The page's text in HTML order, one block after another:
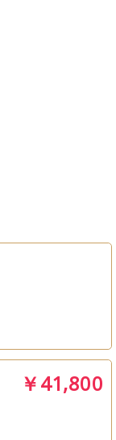
￥41,800